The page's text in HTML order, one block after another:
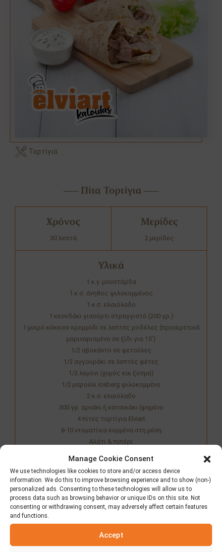
Manage Cookie Consent
We use technologies like cookies to store and/or access device
information. We do this to improve browsing experience and to show (non-)
personalized ads. Consenting to these technologies will allow us to
process data such as browsing behavior or unique IDs on this site. Not
consenting or withdrawing consent, may adversely affect certain features
and functions.
Accept
Τορτίγια
Πίτα Τορτίγια
Χρόνος
30 λεπτά
Μερίδες
2 μερίδες
Υλικά
1 κ.γ. μουστάρδα
1 κ.σ. άνηθος ψιλοκομμένος
1 κ.σ. ελαιόλαδο
1 κεσεδάκι γιαούρτι στραγγιστό (200 γρ.)
1 μικρό κόκκινο κρεμμύδι σε λεπτές ροδέλες (προαιρετικά
μαριναρισμένο σε ξίδι για 15’)
1/2 αβοκάντο σε φετούλες
1/2 αγγουράκι σε λεπτές φέτες
1/2 λεμόνι (χυμός και ξύσμα)
1/2 μαρούλι iceberg ψιλοκομμένο
2 κ.σ. ελαιόλαδο
300 γρ. αρνάκι ή κατσικάκι (ψημένο
4 πίτες τορτίγια Elviart
8-10 ντοματίνια κομμένα στη μέση
Αλάτι & πιπέρι
ξεψαχνισμένο και ψιλοκομμένο)
Κοινοποιήστε τη συνταγή